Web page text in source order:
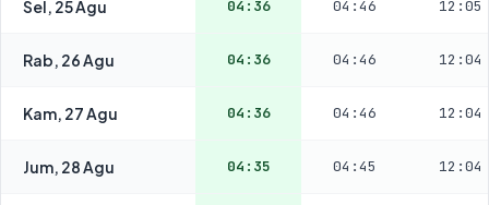
Sel, 25 Agu 04:36 04:46 12:05
Rab, 26 Agu 04:36 04:46 12:04
Kam, 27 Agu 04:36 04:46 12:04
Jum, 28 Agu 04:35 04:45 12:04